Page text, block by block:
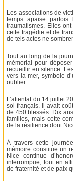
Les associations de
temps apaise
traumatismes. Elles
cette tragédie et de
de tels actes ne
Tout au long de la
mémorial pour
recueillir en silence.
vers la mer, symbole
oublier.
L’attentat du 14 juillet
sol français. Il avait
de 450 blessés. Dix
familles, mais cette
de la résilience dont
À travers cette
mémoire constitue un
Nice continue
interrompue, tout en
de fraternité et de paix